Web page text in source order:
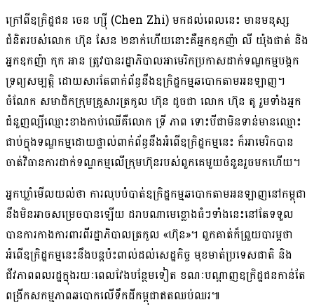
ក្រៅពី​ឧក្រិដ្ឋជន ចេន ហ្ស៊ី (Chen Zhi) មកដល់ពេលនេះ មាន​មនុស្ស​
ជំនិត​របស់​លោក ហ៊ុន សែន ២​នាក់​ហើយ​នោះ​គឺ​អ្នកឧកញ៉ា លី យ៉ុងផាត់ និង​
អ្នកឧកញ៉ា កុក អាន ត្រូវ​​​​​​​​​​​​បាន​រដ្ឋាភិបាល​អាមេរិក​ប្រកាស​ដាក់ទណ្ឌកម្ម​បង្កក​
ទ្រព្យសម្បត្តិ ដោយសារតែ​ពាក់ព័ន្ធ​នឹង​ឧក្រិដ្ឋកម្ម​ឆបោក​តាម​អន​ឡាញ​។
ចំណែក សមាជិក​ក្រុម​គ្រួសារ​ត្រកូល ហ៊ុន ដូចជា លោក ហ៊ុន តូ រួម​ទាំង​អ្នក
ជំនួញ​ល្បីឈ្មោះ​ខាង​កាប់​ឈើ​គឺ​លោក ទ្រី ភាព ទោះបីជា​មិនទាន់​មានឈ្មោះ​
ជាប់​ក្នុង​ទណ្ឌកម្ម​ដោយ​ផ្ទាល់​ពាក់ព័ន្ធ​នឹង​អំពើ​ឧក្រិដ្ឋកម្ម​នេះ ក៏​អាមេរិក​បាន​
ចាត់វិធានការ​ដាក់ទណ្ឌកម្ម​លើ​ក្រុមហ៊ុន​របស់​ពួកគេ​មួយចំនួន​រួច​មក​ហើយ។
អ្នកឃ្លាំមើល​យល់ថា ការ​លុបបំបាត់​ឧក្រិដ្ឋកម្ម​ឆបោក​តាម​អនឡាញ​នៅ​កម្ពុជា
នឹង​មិន​អាច​សម្រេច​បាន​ឡើយ ដរាបណា​មេខ្លោង​ធំៗ​ទាំងនេះ​នៅតែ​ទទួល​
បាន​ការ​កាង​ការពារ​ពី​រដ្ឋាភិបាល​ត្រកូល «​ហ៊ុន​»។ ពួកគាត់​ក៏​ព្រួយបារម្ភ​ថា
អំពើ​ឧក្រិដ្ឋ​កម្ម​នេះ​នឹង​បន្ត​ប៉ះពាល់​ដល់​សេដ្ឋកិច្ច មុខមាត់​ប្រទេសជាតិ និង​
ជីវភាព​ពលរដ្ឋ​ក្នុង​រយៈពេល​វែង​បន្ថែម​ទៀត ខណៈ​បណ្ដាញ​ឧក្រិដ្ឋជន​កាន់តែ​
ពង្រីក​សកម្មភាព​ឆបោក​លើ​ទឹកដី​កម្ពុជា​ឥត​ឈប់ឈរ៕